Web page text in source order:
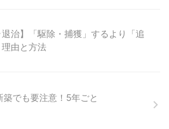
退治】「駆除・捕獲」するより「追
由と方法
築でも要注意！5年ごと